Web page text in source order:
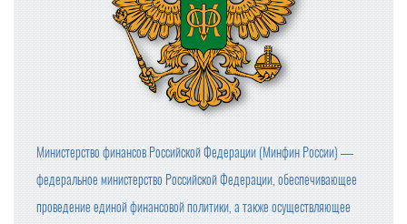
Министерство финансов Российской Федерации (Минфин России) —
федеральное министерство Российской Федерации, обеспечивающее
проведение единой финансовой политики, а также осуществляющее